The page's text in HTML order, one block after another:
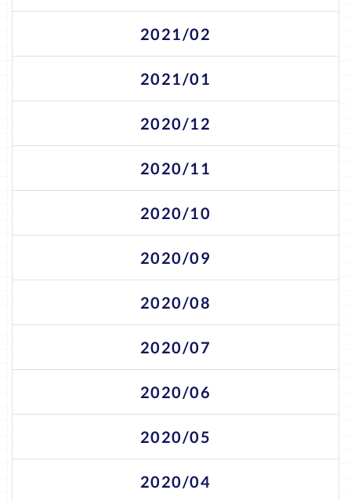
2021/02
2021/01
2020/12
2020/11
2020/10
2020/09
2020/08
2020/07
2020/06
2020/05
2020/04